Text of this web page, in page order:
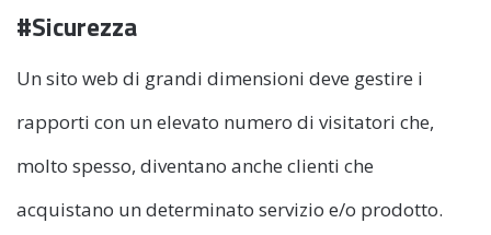
#Sicurezza
Un sito web di grandi dimensioni deve gestire i
rapporti con un elevato numero di visitatori che,
molto spesso, diventano anche clienti che
acquistano un determinato servizio e/o prodotto.